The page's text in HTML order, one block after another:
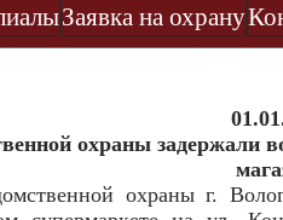
Заявка на охрану
охраны задержали
охраны г.